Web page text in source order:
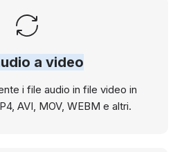
a video
i file audio in file video in
AVI, MOV, WEBM e altri.